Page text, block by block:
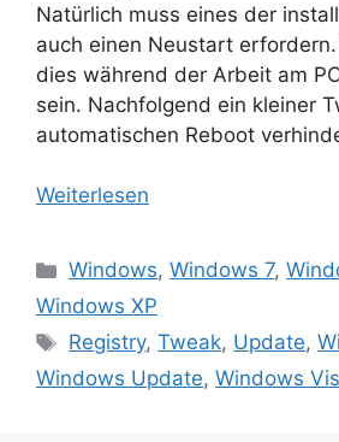
Natürlich muss eines der
auch einen Neustart
dies während der Arbeit am
sein. Nachfolgend ein kleiner
automatischen Reboot
Weiterlesen
Kategorien
Windows,Windows 7,
Windows XP
Schlagwörter
Registry,Tweak, Update,
Windows Update, Windows